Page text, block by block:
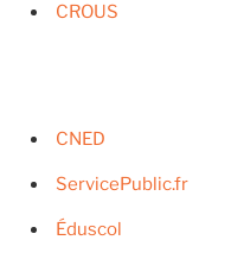
CROUS
CNED
ServicePublic.fr
Éduscol